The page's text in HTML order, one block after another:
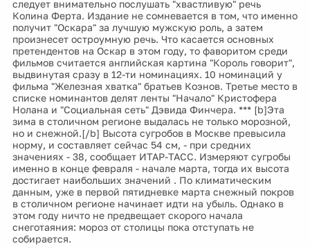
следует внимательно послушать "хвастливую" речь
Колина Ферта. Издание не сомневается в том, что именно
получит "Оскара" за лучшую мужскую роль, а затем
произнесет остроумную речь. Что касается основных
претендентов на Оскар в этом году, то фаворитом среди
фильмов считается английская картина "Король говорит",
выдвинутая сразу в 12-ти номинациях. 10 номинаций у
фильма "Железная хватка" братьев Коэнов. Третье место в
списке номинантов делят ленты "Начало" Кристофера
Нолана и "Социальная сеть" Дэвида Финчера. *** [b]Эта
зима в столичном регионе выдалась не только морозной,
но и снежной.[/b] Высота сугробов в Москве превысила
норму, и составляет сейчас 54 см, - при средних
значениях - 38, сообщает ИТАР-ТАСС. Измеряют сугробы
именно в конце февраля - начале марта, тогда их высота
достигает наибольших значений . По климатическим
данным, уже в первой пятидневке марта снежный покров
в столичном регионе начинает идти на убыль. Однако в
этом году ничто не предвещает скорого начала
снеготаяния: мороз от столицы пока отступать не
собирается.